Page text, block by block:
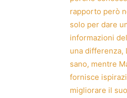
rapporto però
solo per dare
informazioni
una differenza,
sano, mentre
fornisce
migliorare il